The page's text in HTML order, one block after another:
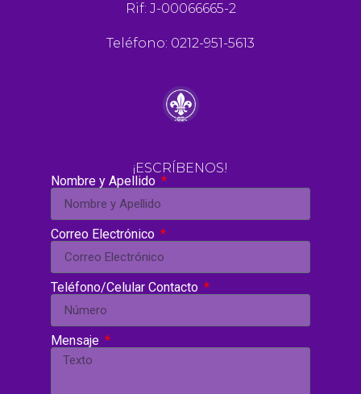
Rif: J-00066665-2
Teléfono: 0212-951-5613
¡ESCRÍBENOS!
Nombre y Apellido
Correo Electrónico
Teléfono/Celular Contacto
Mensaje